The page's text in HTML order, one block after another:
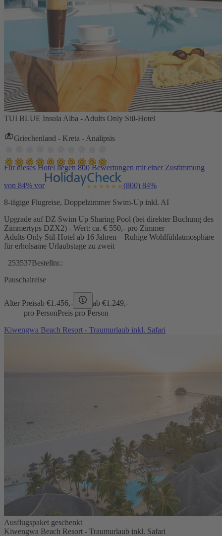
TUI BLUE Insula Alba - Adults Only Stil-Hotel
Griechenland - Kreta - Analipsis
Für dieses Hotel liegen 800 Bewertungen mit einer Zustimmung
von 84% vor (800) 84%
8-tägige Flugreise, Doppelzimmer Swim-Up inkl. AI
Upgrade auf DZ Swim Up Sharing Pool (bei direkter Buchung des
Zimmertyps DZX2) - Wert: ca. € 550,- pro Zimmer
Adults Only Stil-Hotel ab 16 Jahren – Ruhige Wohlfühlatmosphäre
für erholsame Urlaubstage zu zweit
253537Bestellnr.:
Pauschalreise
Alter Preisab €1.456,- ab €1.249,-
pro PersonPreis pro Person
Kiwengwa Beach Resort - Traumurlaub inkl. Safari
Ausflugspaket geschenkt
Kiwengwa Beach Resort - Traumurlaub inkl. Safari